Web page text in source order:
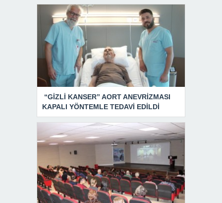
“GİZLİ KANSER” AORT ANEVRİZMASI
KAPALI YÖNTEMLE TEDAVİ EDİLDİ